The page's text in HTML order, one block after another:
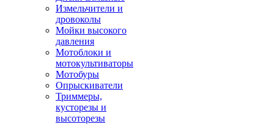
Измельчители и
дровоколы
Мойки высокого
давления
Мотоблоки и
мотокультиваторы
Мотобуры
Опрыскиватели
Триммеры,
кусторезы и
высоторезы